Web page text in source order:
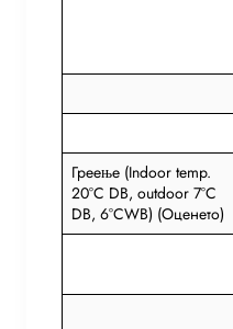
Греење (Indoor temp.
20°C DB, outdoor 7°C
DB, 6°CWB) (Оценето)